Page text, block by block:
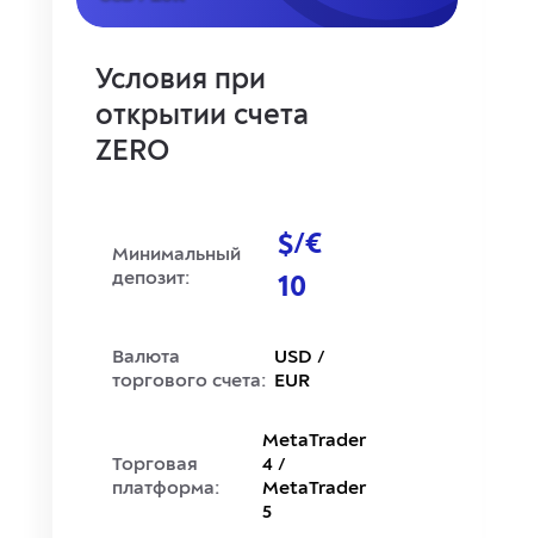
Условия при
открытии счета
ZERO
Минимальный
депозит:
$/€
10
Валюта
торгового счета:
USD /
EUR
Торговая
платформа:
MetaTrader
4 /
MetaTrader
5